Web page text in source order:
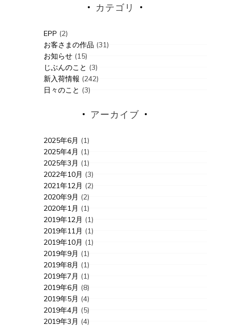
カテゴリ
EPP (2)
お客さまの作品 (31)
お知らせ(15)
じぶんのこと (3)
新入荷情報 (242)
日々のこと (3)
アーカイブ
2025年6月 (1)
2025年4月 (1)
2025年3月 (1)
2022年10月 (3)
2021年12月 (2)
2020年9月 (2)
2020年1月 (1)
2019年12月 (1)
2019年11月 (1)
2019年10月 (1)
2019年9月 (1)
2019年8月 (1)
2019年7月 (1)
2019年6月 (8)
2019年5月 (4)
2019年4月 (5)
2019年3月 (4)